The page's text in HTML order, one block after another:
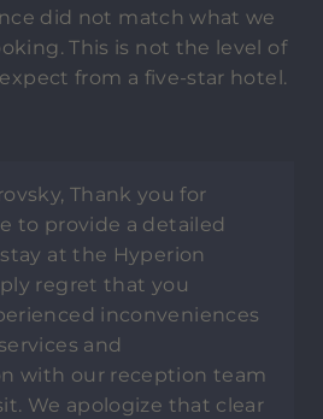
did not match what we
This is not the level of
from a five-star hotel.
Thank you for
to provide a detailed
at the Hyperion
regret that you
inconveniences
and
with our reception team
We apologize that clear